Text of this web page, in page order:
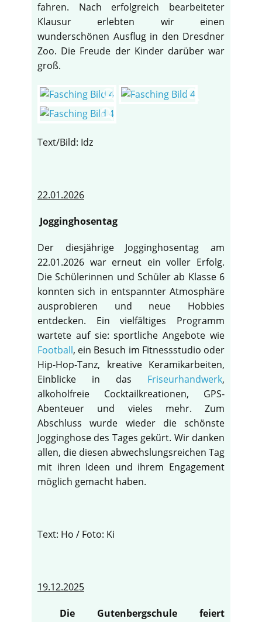
fahren. Nach erfolgreich bearbeiteter
Klausur erlebten wir einen
wunderschönen Ausflug in den Dresdner
Zoo. Die Freude der Kinder darüber war
groß.
Text/Bild: Idz
22.01.2026
Jogginghosentag
Der diesjährige Jogginghosentag am
22.01.2026 war erneut ein voller Erfolg.
Die Schülerinnen und Schüler ab Klasse 6
konnten sich in entspannter Atmosphäre
ausprobieren und neue Hobbies
entdecken. Ein vielfältiges Programm
wartete auf sie: sportliche Angebote wie
Football, ein Besuch im Fitnessstudio oder
Hip-Hop-Tanz, kreative Keramikarbeiten,
Einblicke in das Friseurhandwerk,
alkoholfreie Cocktailkreationen, GPS-
Abenteuer und vieles mehr. Zum
Abschluss wurde wieder die schönste
Jogginghose des Tages gekürt. Wir danken
allen, die diesen abwechslungsreichen Tag
mit ihren Ideen und ihrem Engagement
möglich gemacht haben.
Text: Ho / Foto: Ki
19.12.2025
Die Gutenbergschule feiert